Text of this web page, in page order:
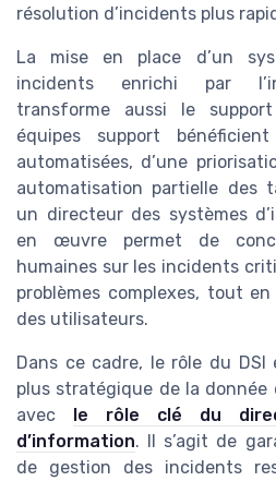
résolution d’incidents plus
La mise en place d’un
incidents enrichi par
transforme aussi le
équipes support
automatisées, d’une
automatisation partielle des
un directeur des systèmes
en œuvre permet de
humaines sur les incidents
problèmes complexes, tout
des utilisateurs.
Dans ce cadre, le rôle du
plus stratégique de la donnée
avec
le rôle clé du
d’information. Il s’agit de
de gestion des incidents